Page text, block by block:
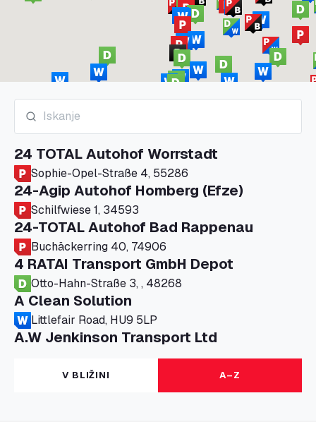
24 TOTAL Autohof Worrstadt
Sophie-Opel-Straße 4, 55286
24-Agip Autohof Homberg (Efze)
Schilfwiese 1, 34593
24-TOTAL Autohof Bad Rappenau
Buchäckerring 40, 74906
4 RATAI Transport GmbH Depot
Otto-Hahn-Straße 3, , 48268
A Clean Solution
Littlefair Road, HU9 5LP
A.W Jenkinson Transport Ltd
Progress House, ME11 5GA
A+G Nettetal - Depot Parking
Am Panneschopp 7, 41334
V BLIŽINI A–Z